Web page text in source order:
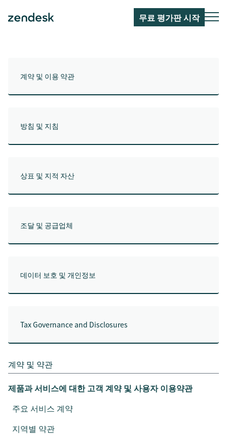
무료 평가판 시작
계약 및 이용 약관
방침 및 지침
상표 및 지적 자산
조달 및 공급업체
데이터 보호 및 개인정보
Tax Governance and Disclosures
계약 및 약관
제품과 서비스에 대한 고객 계약 및 사용자 이용약관
주요 서비스 계약
지역별 약관